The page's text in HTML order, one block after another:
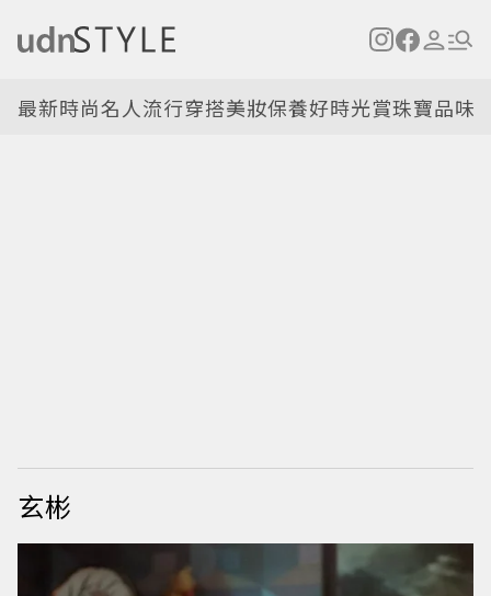
最新時尚名人流行穿搭美妝保養好時光賞珠寶品味
玄彬